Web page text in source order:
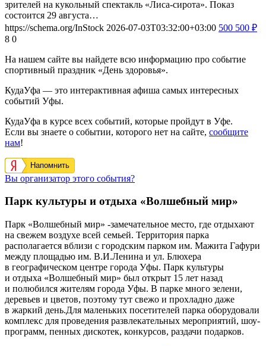
зрителей на кукольный спектакль «Лиса-сирота». Показ
состоится 29 августа…
https://schema.org/InStock 2026-07-03T03:32:00+03:00 500 500 ₽
8 0
На нашем сайте вы найдете всю информацию про событие
спортивный праздник «День здоровья».
КудаУфа — это интерактивная афиша самых интересных
событий Уфы.
КудаУфа в курсе всех событий, которые пройдут в Уфе.
Если вы знаете о событии, которого нет на сайте, сообщите
нам!
Напомнить
Вы организатор этого события?
Парк культуры и отдыха «Волшебный мир»
Парк «Волшебный мир» -замечательное место, где отдыхают
на свежем воздухе всей семьей. Территория парка
располагается вблизи с городским парком им. Мажита Гафури
между площадью им. В.И.Ленина и ул. Блюхера
в географическом центре города Уфы. Парк культуры
и отдыха «Волшебный мир» был открыт 15 лет назад
и полюбился жителям города Уфы. В парке много зелени,
деревьев и цветов, поэтому тут свежо и прохладно даже
в жаркий день.Для маленьких посетителей парка оборудовали
комплекс для проведения развлекательных мероприятий, шоу-
программ, пенных дискотек, конкурсов, раздачи подарков.